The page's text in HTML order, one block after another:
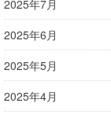
2025年7月
2025年6月
2025年5月
2025年4月